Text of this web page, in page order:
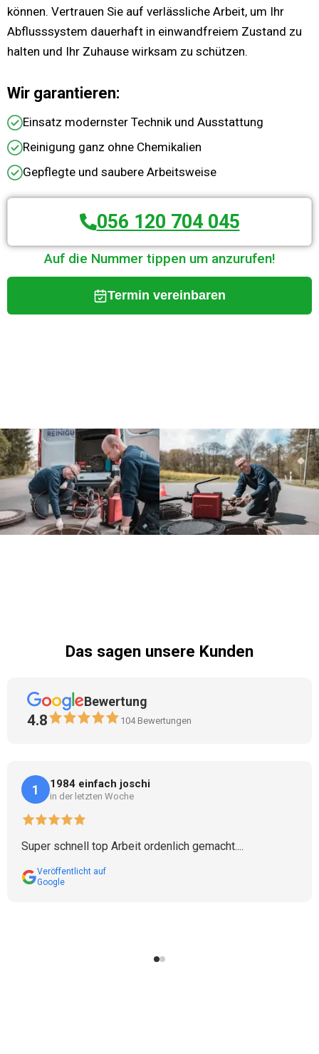
können. Vertrauen Sie auf verlässliche Arbeit, um Ihr
Abflusssystem dauerhaft in einwandfreiem Zustand zu
halten und Ihr Zuhause wirksam zu schützen.
Wir garantieren:
Einsatz modernster Technik und Ausstattung
Reinigung ganz ohne Chemikalien
Gepflegte und saubere Arbeitsweise
056 120 704 045
Auf die Nummer tippen um anzurufen!
Termin vereinbaren
Das sagen unsere Kunden
Bewertung
4.8 104Bewertungen
1 1984 einfach joschi
in der letzten Woche
Super schnell top Arbeit ordenlich gemacht....
Veröffentlicht auf
Google